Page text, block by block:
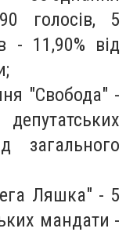
голосів, 5
- 11,90% від
"Свобода" -
загального
Ляшка" - 5
мандати -